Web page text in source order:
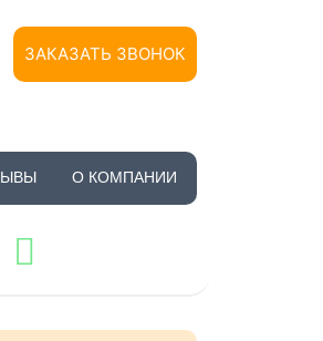
ЗАКАЗАТЬ ЗВОНОК
О КОМПАНИИ